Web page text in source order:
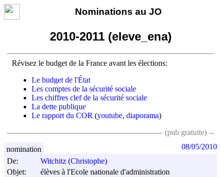
Nominations au JO
2010-2011 (eleve_ena)
Révisez le budget de la France avant les élections:
Le budget de l'État
Les comptes de la sécurité sociale
Les chiffres clef de la sécurité sociale
La dette publique
Le rapport du COR (youtube, diaporama)
(pub gratuite)
De:
Witchitz (Christophe)
Objet:
élèves à l'Ecole nationale d'administration
nomination 08/05/2010